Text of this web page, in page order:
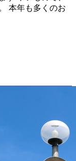
本年も多くのお